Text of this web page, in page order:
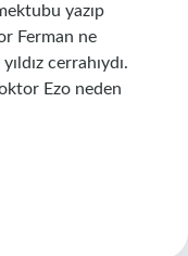
yazıp
Ferman ne
cerrahıydı.
Ezo neden